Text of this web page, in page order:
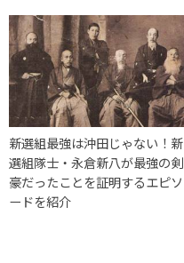
新選組最強は沖田じゃない！新
選組隊士・永倉新八が最強の剣
豪だったことを証明するエピソ
ードを紹介